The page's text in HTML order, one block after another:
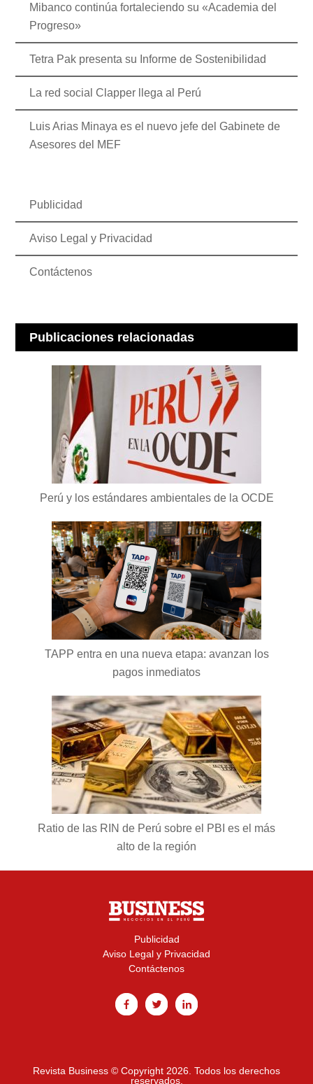
Mibanco continúa fortaleciendo su «Academia del
Progreso»
Tetra Pak presenta su Informe de Sostenibilidad
La red social Clapper llega al Perú
Luis Arias Minaya es el nuevo jefe del Gabinete de
Asesores del MEF
Publicidad
Aviso Legal y Privacidad
Contáctenos
Publicaciones relacionadas
Perú y los estándares ambientales de la OCDE
TAPP entra en una nueva etapa: avanzan los
pagos inmediatos
Ratio de las RIN de Perú sobre el PBI es el más
alto de la región
Publicidad
Aviso Legal y Privacidad
Contáctenos
Revista Business © Copyright 2026. Todos los derechos
reservados.